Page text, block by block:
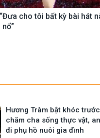
cho tôi bất kỳ bài hát
Hương Tràm bật khóc
chăm cha sống thực vật,
đi phụ hồ nuôi gia đình